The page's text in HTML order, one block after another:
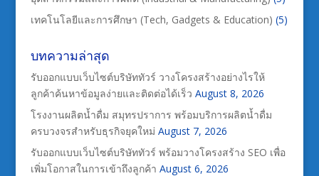
เทคโนโลยีและการศึกษา (Tech, Gadgets & Education) (5)
บทความล่าสุด
รับออกแบบเว็บไซต์บริษัททัวร์ วางโครงสร้างอย่างไรให้
ลูกค้าค้นหาข้อมูลง่ายและติดต่อได้เร็ว August 8, 2026
โรงงานผลิตน้ำดื่ม สมุทรปราการ พร้อมบริการผลิตน้ำดื่ม
ครบวงจรสำหรับธุรกิจยุคใหม่ August 7, 2026
รับออกแบบเว็บไซต์บริษัททัวร์ พร้อมวางโครงสร้าง SEO เพื่อ
เพิ่มโอกาสในการเข้าถึงลูกค้า August 6, 2026